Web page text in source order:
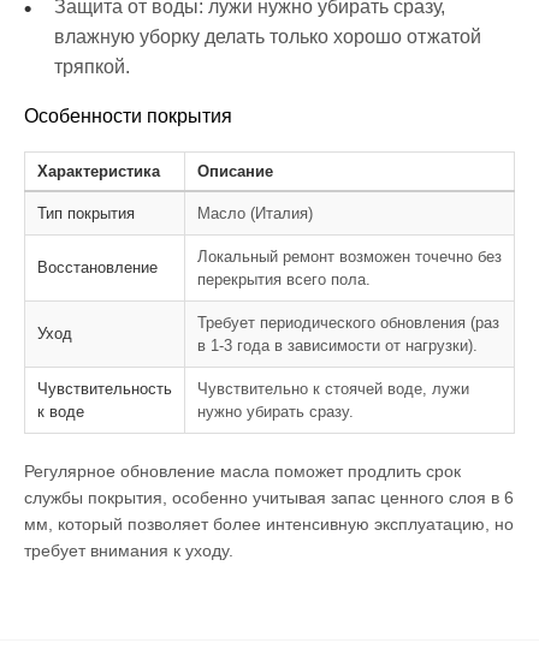
Защита от воды: лужи нужно убирать сразу,
влажную уборку делать только хорошо отжатой
тряпкой.
Особенности покрытия
Характеристика Описание
Тип покрытия Масло (Италия)
Восстановление
Локальный ремонт возможен точечно без
перекрытия всего пола.
Уход
Требует периодического обновления (раз
в 1-3 года в зависимости от нагрузки).
Чувствительность
к воде
Чувствительно к стоячей воде, лужи
нужно убирать сразу.
Регулярное обновление масла поможет продлить срок
службы покрытия, особенно учитывая запас ценного слоя в 6
мм, который позволяет более интенсивную эксплуатацию, но
требует внимания к уходу.